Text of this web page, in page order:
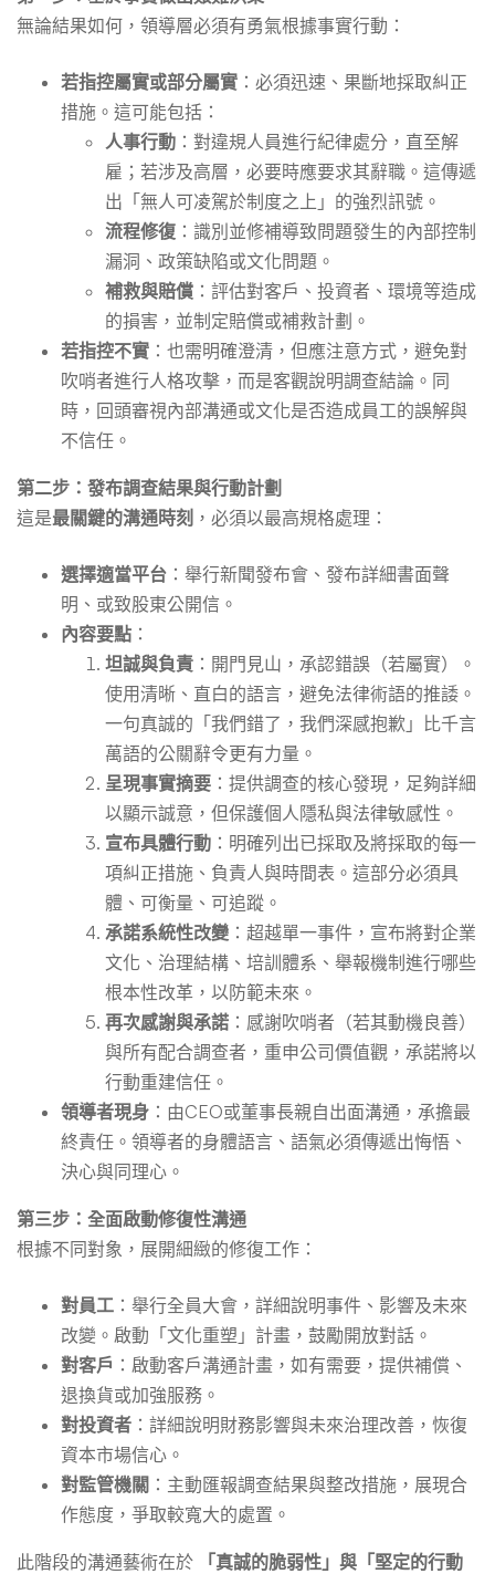
無論結果如何，領導層必須有勇氣根據事實行動：
若指控屬實或部分屬實 ：必須迅速、果斷地採取糾正
措施。這可能包括：
人事行動 ：對違規人員進行紀律處分，直至解
雇；若涉及高層，必要時應要求其辭職。這傳遞
出「無人可凌駕於制度之上」的強烈訊號。
流程修復 ：識別並修補導致問題發生的內部控制
漏洞、政策缺陷或文化問題。
補救與賠償 ：評估對客戶、投資者、環境等造成
的損害，並制定賠償或補救計劃。
若指控不實 ：也需明確澄清，但應注意方式，避免對
吹哨者進行人格攻擊，而是客觀說明調查結論。同
時，回頭審視內部溝通或文化是否造成員工的誤解與
不信任。
第二步：發布調查結果與行動計劃
這是最關鍵的溝通時刻 ，必須以最高規格處理：
選擇適當平台 ：舉行新聞發布會、發布詳細書面聲
明、或致股東公開信。
內容要點 ：
坦誠與負責 ：開門見山，承認錯誤（若屬實）。
使用清晰、直白的語言，避免法律術語的推諉。
一句真誠的「我們錯了，我們深感抱歉」比千言
萬語的公關辭令更有力量。
呈現事實摘要 ：提供調查的核心發現，足夠詳細
以顯示誠意，但保護個人隱私與法律敏感性。
宣布具體行動 ：明確列出已採取及將採取的每一
項糾正措施、負責人與時間表。這部分必須具
體、可衡量、可追蹤。
承諾系統性改變 ：超越單一事件，宣布將對企業
文化、治理結構、培訓體系、舉報機制進行哪些
根本性改革，以防範未來。
再次感謝與承諾 ：感謝吹哨者（若其動機良善）
與所有配合調查者，重申公司價值觀，承諾將以
行動重建信任。
領導者現身 ：由CEO或董事長親自出面溝通，承擔最
終責任。領導者的身體語言、語氣必須傳遞出悔悟、
決心與同理心。
第三步：全面啟動修復性溝通
根據不同對象，展開細緻的修復工作：
對員工 ：舉行全員大會，詳細說明事件、影響及未來
改變。啟動「文化重塑」計畫，鼓勵開放對話。
對客戶 ：啟動客戶溝通計畫，如有需要，提供補償、
退換貨或加強服務。
對投資者 ：詳細說明財務影響與未來治理改善，恢復
資本市場信心。
對監管機關 ：主動匯報調查結果與整改措施，展現合
作態度，爭取較寬大的處置。
此階段的溝通藝術在於
「真誠的脆弱性」與「堅定的行動